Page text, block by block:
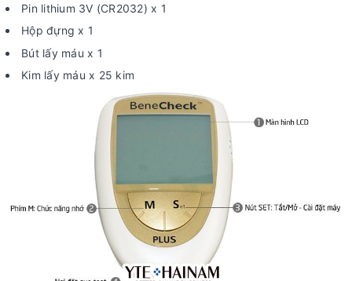
Pin lithium 3V (CR2032) x 1
Hộp đựng x 1
Bút lấy máu x 1
Kim lấy máu x 25 kim